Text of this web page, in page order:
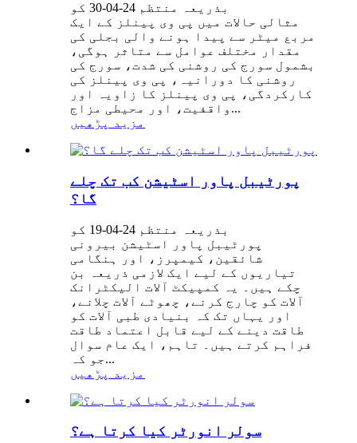
بذریعہ منتظم 24-04-30 کو
مثالی حالات میں پی وی پینلز کے ایک
مربع میٹر سے پیدا ہونے والی بجلی کی
مقدار مختلف عوامل سے متاثر ہوگی،
بشمول سورج کی روشنی کی شدت، سورج کی
روشنی کا دورانیہ، پی وی پینلز کی
کارکردگی، پی وی پینلز کا زاویہ اور
واقفیت، اور محیطی مزاج...
مزید پڑھیں
پورٹیبل پاور اسٹیشن کب تک چلے
گا؟
بذریعہ منتظم 24-04-19 کو
پورٹیبل پاور اسٹیشن بیرونی
شائقین، کیمپرز، اور ہنگامی
تیاریوں کے لیے ایک لازمی ذریعہ بن
چکے ہیں۔ یہ کمپیکٹ آلات الیکٹرانک
آلات کو چارج کرنے، چھوٹے آلات چلانے،
اور یہاں تک کہ بنیادی طبی آلات کو
طاقت دینے کے لیے قابل اعتماد طاقت
فراہم کرتے ہیں۔ تاہم، ایک عام سوال
جو کہ...
مزید پڑھیں
سولر انورٹر کیا کرتا ہے؟